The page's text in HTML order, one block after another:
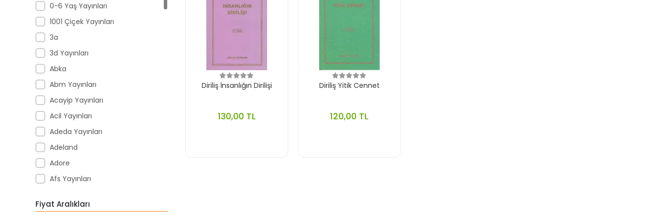
0-6 Yaş Yayınları
1001 Çiçek Yayınları
3a
3d Yayınları
Abka
Abm Yayınları
Acayip Yayınları
Acil Yayınları
Adeda Yayınları
Adeland
Adore
Afs Yayınları
Agt
Fiyat Aralıkları
Diriliş İnsanlığın Dirilişi
130,00 TL
Diriliş Yitik Cennet
120,00 TL